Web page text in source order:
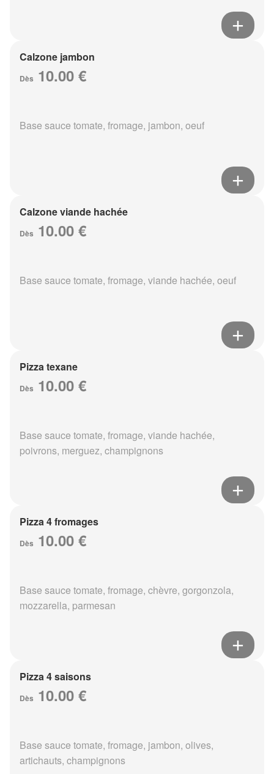
Calzone jambon
Dès 10.00 €
Base sauce tomate, fromage, jambon, oeuf
Calzone viande hachée
Dès 10.00 €
Base sauce tomate, fromage, viande hachée, oeuf
Pizza texane
Dès 10.00 €
Base sauce tomate, fromage, viande hachée,
poivrons, merguez, champignons
Pizza 4 fromages
Dès 10.00 €
Base sauce tomate, fromage, chèvre, gorgonzola,
mozzarella, parmesan
Pizza 4 saisons
Dès 10.00 €
Base sauce tomate, fromage, jambon, olives,
artichauts, champignons